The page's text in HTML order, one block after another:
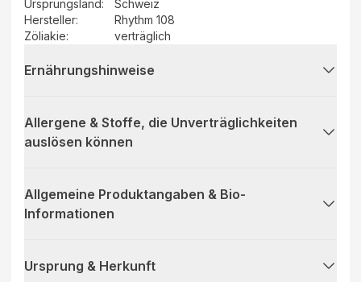
Ursprungsland:
Schweiz
Hersteller:
Rhythm 108
Zöliakie:
verträglich
Ernährungshinweise
Allergene & Stoffe, die Unverträglichkeiten
auslösen können
Allgemeine Produktangaben & Bio-
Informationen
Ursprung & Herkunft